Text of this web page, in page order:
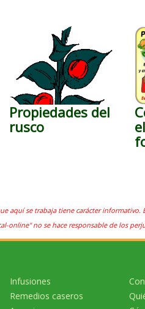
Propiedades del
rusco
aquí se trabaja tiene carácter
online" no se hace responsable de los
Infusiones
Remedios caseros